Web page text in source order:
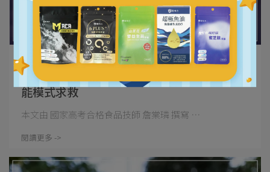
為什麼睡再多還是累？小心身體可能正在節
能模式求救
國家高考合格食品技師 詹棠璘 | 2026-07-20
本文由 國家高考合格食品技師 詹棠璘 撰寫 ⋯
閱讀更多 ->